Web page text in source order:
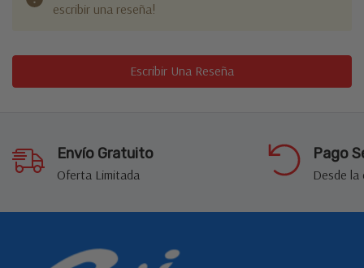
escribir una reseña!
Escribir Una Reseña
Envío Gratuito
Oferta Limitada
Pago
Desde